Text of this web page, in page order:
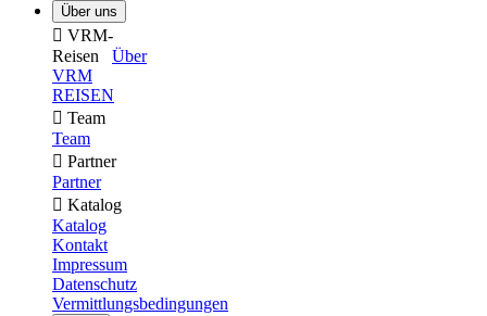
Über uns
 VRM-
Reisen
Über
VRM
REISEN
 Team
Team
 Partner
Partner
 Katalog
Katalog
Kontakt
Impressum
Datenschutz
Vermittlungsbedingungen